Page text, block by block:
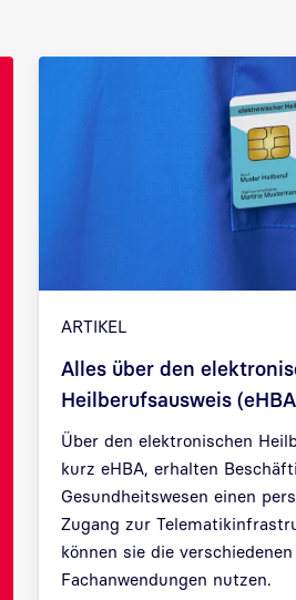
Zurück
ARTIKEL
Alles über den
Heilberufsausweis
Über den elektronischen
kurz eHBA, erhalten
Gesundheitswesen einen
Zugang zur
können sie die
Fachanwendungen nutzen.